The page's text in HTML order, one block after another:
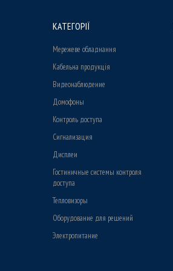
КАТЕГОРІЇ
Мережеве обладнання
Кабельна продукція
Видеонаблюдение
Домофоны
Контроль доступа
Сигнализация
Дисплеи
Гостиничные системы контроля
доступа
Тепловизоры
Оборудование для решений
Электропитание